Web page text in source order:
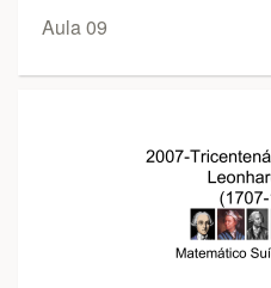
Aula 09